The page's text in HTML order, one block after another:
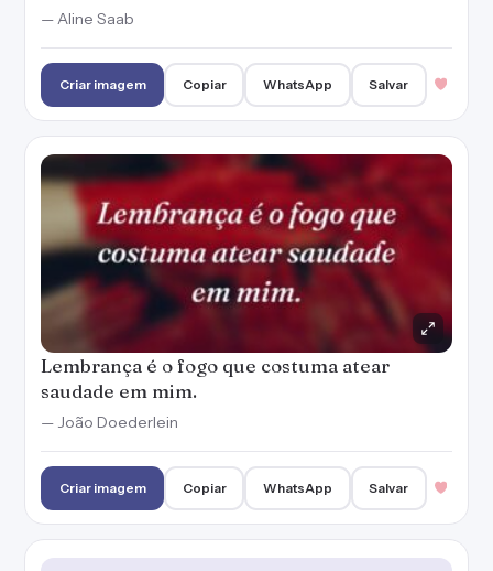
— Aline Saab
Criar imagem Copiar WhatsApp Salvar
Lembrança é o fogo que costuma atear
saudade em mim.
— João Doederlein
Criar imagem Copiar WhatsApp Salvar